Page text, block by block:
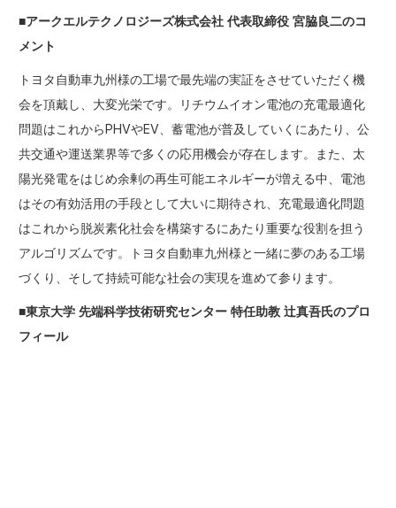
■アークエルテクノロジーズ株式会社 代表取締役 宮脇良二のコ
メント
トヨタ自動車九州様の工場で最先端の実証をさせていただく機
会を頂戴し、大変光栄です。リチウムイオン電池の充電最適化
問題はこれからPHVやEV、蓄電池が普及していくにあたり、公
共交通や運送業界等で多くの応用機会が存在します。また、太
陽光発電をはじめ余剰の再生可能エネルギーが増える中、電池
はその有効活用の手段として大いに期待され、充電最適化問題
はこれから脱炭素化社会を構築するにあたり重要な役割を担う
アルゴリズムです。トヨタ自動車九州様と一緒に夢のある工場
づくり、そして持続可能な社会の実現を進めて参ります。
■東京大学 先端科学技術研究センター 特任助教 辻真吾氏のプロ
フィール